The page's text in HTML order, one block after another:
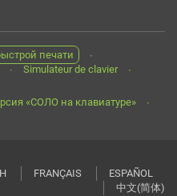
печати
Simulateur de clavier
«СОЛО на клавиатуре»
FRANÇAIS
ESPAÑOL
中文(简体)